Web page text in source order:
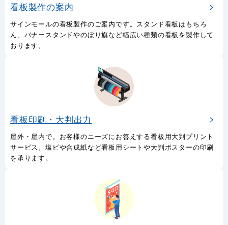
看板製作の案内
サインモールの看板製作のご案内です。スタンド看板はもちろ
ん、バナースタンドやのぼり旗など幅広い種類の看板を製作して
おります。
看板印刷・大判出力
屋外・屋内で。お客様のニーズにお答えする看板用大判プリント
サービス。塩ビや合成紙など看板用シートや大判ポスターの印刷
を承ります。